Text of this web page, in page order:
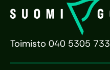
Toimisto 040 5305